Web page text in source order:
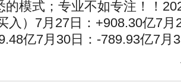
的模式；专业不如专注！！
入）7月27日：+908.30亿7
亿7月30日：-789.93亿7月